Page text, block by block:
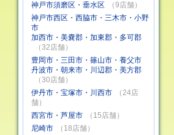
神戸市須磨区・垂水区
（9店舗）
神戸市西区・西脇市・三木市・小野
市
加西市・美嚢郡・加東郡・多可郡
（32店舗）
豊岡市・三田市・篠山市・養父市
丹波市・朝来市・川辺郡・美方郡
（30店舗）
伊丹市・宝塚市・川西市
（24店
舗）
西宮市・芦屋市
（15店舗）
尼崎市
（18店舗）